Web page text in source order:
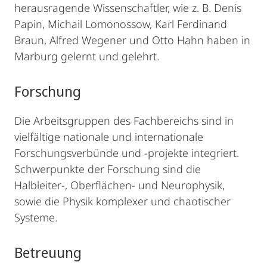
herausragende Wissenschaftler, wie z. B. Denis
Papin, Michail Lomonossow, Karl Ferdinand
Braun, Alfred Wegener und Otto Hahn haben in
Marburg gelernt und gelehrt.
Forschung
Die Arbeitsgruppen des Fachbereichs sind in
vielfältige nationale und internationale
Forschungsverbünde und -projekte integriert.
Schwerpunkte der Forschung sind die
Halbleiter-, Oberflächen- und Neurophysik,
sowie die Physik komplexer und chaotischer
Systeme.
Betreuung